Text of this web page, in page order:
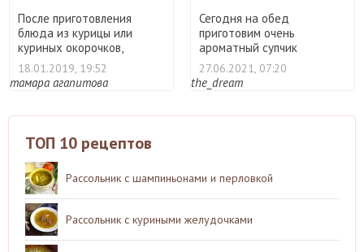
После приготовления
блюда из курицы или
куриных окорочков,
остается ...
18.01.2019, 19:52
тамара агапитова
Сегодня на обед
приготовим очень
ароматный супчик
свареный на бульон ...
27.06.2021, 07:20
the_dream
ТОП 10 рецептов
Рассольник с шампиньонами и перловкой
Рассольник с куриными желудочками